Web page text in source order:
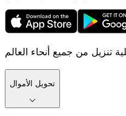
تحويل الأموال